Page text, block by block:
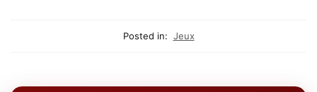
Posted in: Jeux